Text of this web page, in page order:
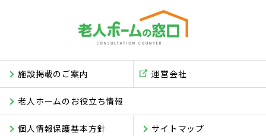
施設掲載のご案内
老人ホームのお役立ち情報
サイトマップ
運営会社
個人情報保護基本方針